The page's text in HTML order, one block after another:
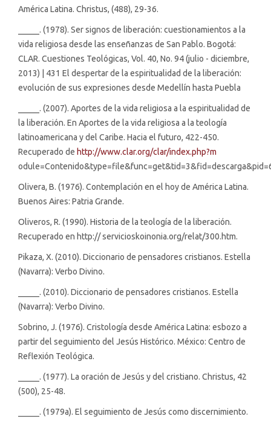
América Latina. Christus, (488), 29-36.
_____. (1978). Ser signos de liberación: cuestionamientos a la
vida religiosa desde las enseñanzas de San Pablo. Bogotá:
CLAR. Cuestiones Teológicas, Vol. 40, No. 94 (julio - diciembre,
2013) | 431 El despertar de la espiritualidad de la liberación:
evolución de sus expresiones desde Medellín hasta Puebla
_____. (2007). Aportes de la vida religiosa a la espiritualidad de
la liberación. En Aportes de la vida religiosa a la teología
latinoamericana y del Caribe. Hacia el futuro, 422-450.
Recuperado de http://www.clar.org/clar/index.php?m
Olivera, B. (1976). Contemplación en el hoy de América Latina.
Buenos Aires: Patria Grande.
Oliveros, R. (1990). Historia de la teología de la liberación.
Recuperado en http:// servicioskoinonia.org/relat/300.htm.
Pikaza, X. (2010). Diccionario de pensadores cristianos. Estella
(Navarra): Verbo Divino.
_____. (2010). Diccionario de pensadores cristianos. Estella
(Navarra): Verbo Divino.
Sobrino, J. (1976). Cristología desde América Latina: esbozo a
partir del seguimiento del Jesús Histórico. México: Centro de
Reflexión Teológica.
_____. (1977). La oración de Jesús y del cristiano. Christus, 42
(500), 25-48.
_____. (1979a). El seguimiento de Jesús como discernimiento.